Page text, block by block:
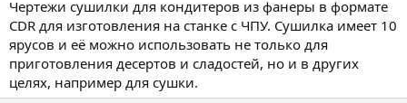
Чертежи сушилки для кондитеров из фанеры в формате
CDR для изготовления на станке с ЧПУ. Сушилка имеет 10
ярусов и её можно использовать не только для
приготовления десертов и сладостей, но и в других
целях, например для сушки.